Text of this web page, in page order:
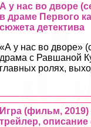
А у нас во дворе
в драме Первого
сюжета детектива
«А у нас во дворе»
драма с Равшаной
главных ролях,
Игра (фильм,
трейлер,